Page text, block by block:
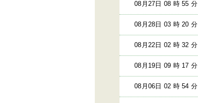
08月27日 08 時 55 分
08月28日 03 時 20 分
08月22日 02 時 32 分
08月19日 09 時 17 分
08月06日 02 時 54 分